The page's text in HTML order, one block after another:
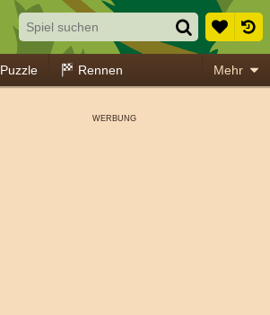
Puzzle Rennen Mehr